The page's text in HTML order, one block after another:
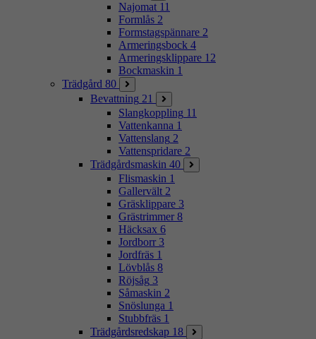
Najomat 11
Formlås 2
Formstagspännare 2
Armeringsbock 4
Armeringsklippare 12
Bockmaskin 1
Trädgård 80
Bevattning 21
Slangkoppling 11
Vattenkanna 1
Vattenslang 2
Vattenspridare 2
Trädgårdsmaskin 40
Flismaskin 1
Gallervält 2
Gräsklippare 3
Grästrimmer 8
Häcksax 6
Jordborr 3
Jordfräs 1
Lövblås 8
Röjsåg 3
Såmaskin 2
Snöslunga 1
Stubbfräs 1
Trädgårdsredskap 18